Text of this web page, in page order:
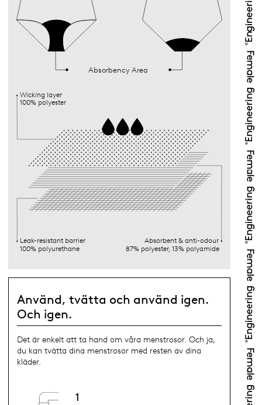
Absorbency Area
Wicking layer
100% polyester
Leak-resistant barrier
100% polyurethane
Absorbent & anti-odour
87% polyester, 13% polyamide
Använd, tvätta och använd igen.
Och igen.
Det är enkelt att ta hand om våra menstrosor. Och ja,
du kan tvätta dina menstrosor med resten av dina
kläder.
1